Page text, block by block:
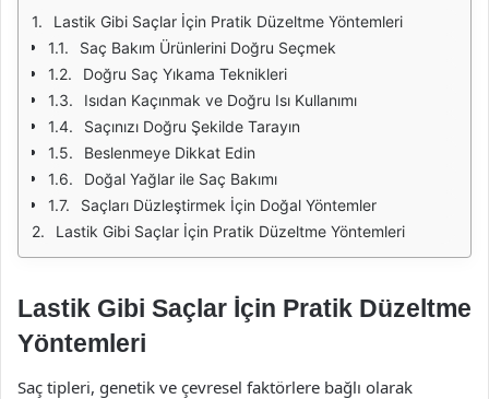
Lastik Gibi Saçlar İçin Pratik Düzeltme Yöntemleri
Saç Bakım Ürünlerini Doğru Seçmek
Doğru Saç Yıkama Teknikleri
Isıdan Kaçınmak ve Doğru Isı Kullanımı
Saçınızı Doğru Şekilde Tarayın
Beslenmeye Dikkat Edin
Doğal Yağlar ile Saç Bakımı
Saçları Düzleştirmek İçin Doğal Yöntemler
Lastik Gibi Saçlar İçin Pratik Düzeltme Yöntemleri
Lastik Gibi Saçlar İçin Pratik Düzeltme
Yöntemleri
Saç tipleri, genetik ve çevresel faktörlere bağlı olarak